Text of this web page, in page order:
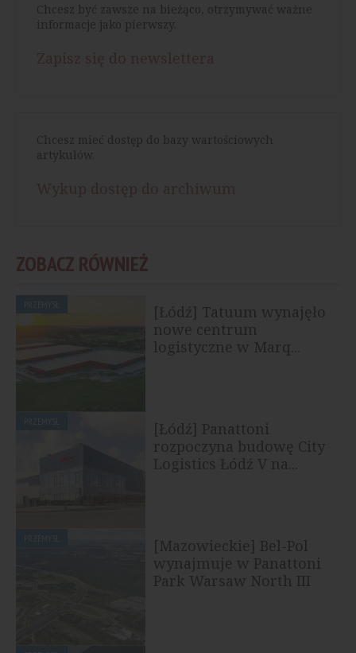
Chcesz być zawsze na bieżąco, otrzymywać ważne
informacje jako pierwszy.
Chcesz mieć dostęp do bazy wartościowych
artykułów.
ZOBACZ RÓWNIEŻ
[Łódź] Tatuum wynajęło
nowe centrum
logistyczne w Marq...
[Łódź] Panattoni
rozpoczyna budowę City
Logistics Łódź V na...
[Mazowieckie] Bel-Pol
wynajmuje w Panattoni
Park Warsaw North III